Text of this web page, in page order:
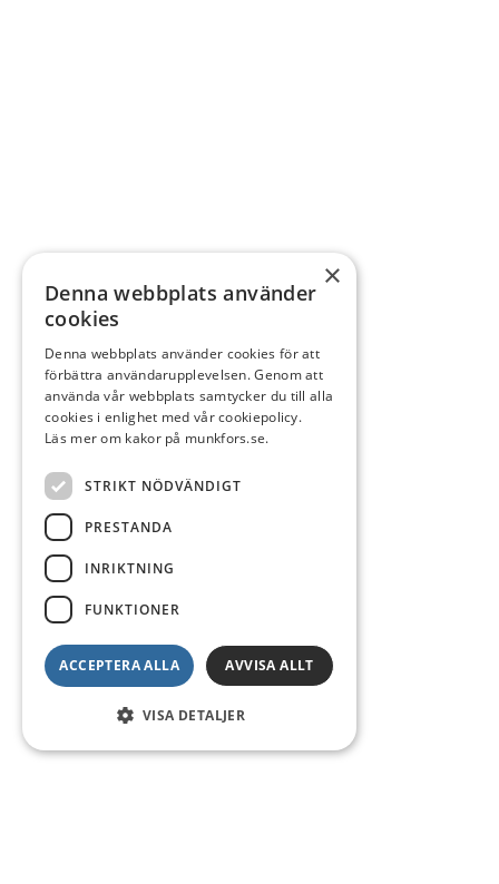
×
Denna webbplats använder
cookies
Denna webbplats använder cookies för att
förbättra användarupplevelsen. Genom att
använda vår webbplats samtycker du till alla
cookies i enlighet med vår cookiepolicy.
Läs mer om kakor på munkfors.se.
STRIKT NÖDVÄNDIGT
PRESTANDA
INRIKTNING
FUNKTIONER
ACCEPTERA ALLA AVVISA ALLT
VISA DETALJER